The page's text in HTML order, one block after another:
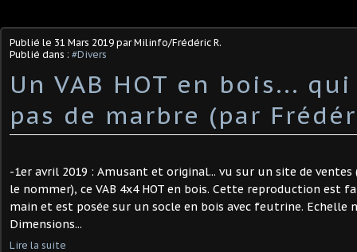
Publié le 31 Mars 2019 par Milinfo/Frédéric R.
Publié dans : #Divers
Un VAB HOT en bois...
pas de marbre (par
-1er avril 2019 : Amusant et original... vu sur un site de ventes
le nommer), ce VAB 4x4 HOT en bois. Cette reproduction est
main et est posée sur un socle en bois avec feutrine. Echelle
Dimensions...
Lire la suite